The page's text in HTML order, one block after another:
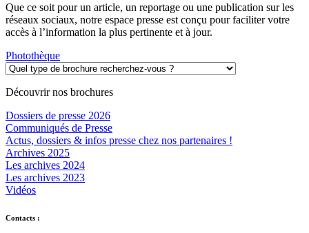
Que ce soit pour un article, un reportage ou une publication sur les
réseaux sociaux, notre espace presse est conçu pour faciliter votre
accès à l’information la plus pertinente et à jour.
Photothèque
Découvrir nos brochures
Dossiers de presse 2026
Communiqués de Presse
Actus, dossiers & infos presse chez nos partenaires !
Archives 2025
Les archives 2024
Les archives 2023
Vidéos
Contacts :